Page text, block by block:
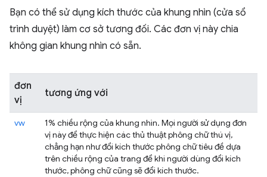
Bạn có thể sử dụng kích thước của khung nhìn (cửa sổ
trình duyệt) làm cơ sở tương đối. Các đơn vị này chia
không gian khung nhìn có sẵn.
đơn
vị
tương ứng với
vw
1% chiều rộng của khung nhìn. Mọi người sử dụng đơn
vị này để thực hiện các thủ thuật phông chữ thú vị,
chẳng hạn như đổi kích thước phông chữ tiêu đề dựa
trên chiều rộng của trang để khi người dùng đổi kích
thước, phông chữ cũng sẽ đổi kích thước.